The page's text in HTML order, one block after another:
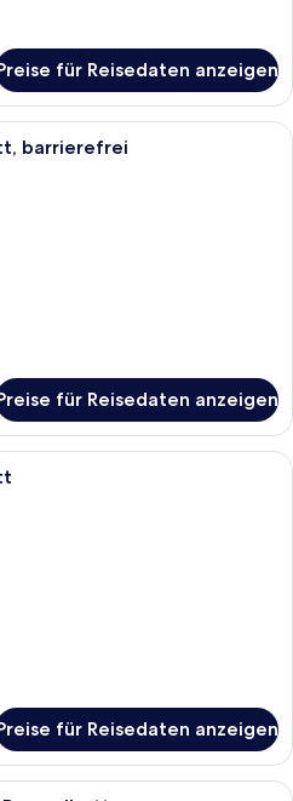
für Reisedaten anzeigen
Ein Hotelzimmer mit Bett,
barrierefrei
für Reisedaten anzeigen
Ein modernes Schlafzimmer mit
für Reisedaten anzeigen
Ein Hotelzimmer mit zwei Betten,